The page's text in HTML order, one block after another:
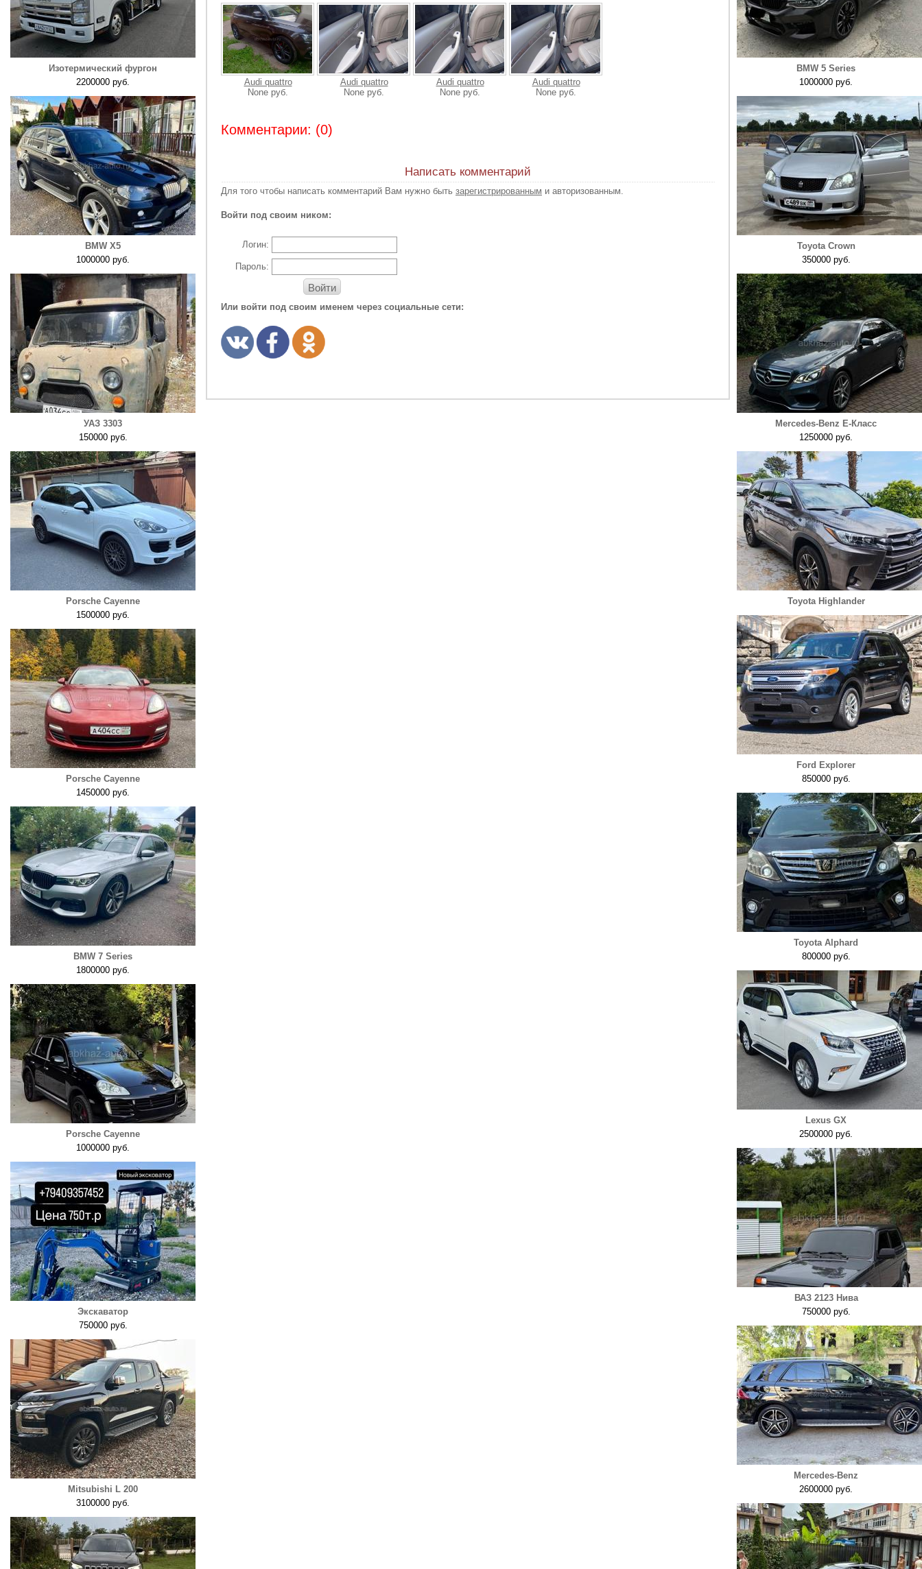
Изотермический фургон
2200000 руб.
BMW X5
1000000 руб.
УАЗ 3303
150000 руб.
Porsche Cayenne
1500000 руб.
Porsche Cayenne
1450000 руб.
BMW 7 Series
1800000 руб.
Porsche Cayenne
1000000 руб.
Экскаватор
750000 руб.
Mitsubishi L 200
3100000 руб.
Audi quattro
None руб.
Audi quattro
None руб.
Audi quattro
None руб.
Audi quattro
None руб.
Комментарии: (0)
Написать комментарий
Для того чтобы написать комментарий Вам нужно быть зарегистрированным и авторизованным.
Войти под своим ником:
Логин:
Пароль:
Войти
Или войти под своим именем через социальные сети:
BMW 5 Series
1000000 руб.
Toyota Crown
350000 руб.
Mercedes-Benz E-Класс
1250000 руб.
Toyota Highlander
Ford Explorer
850000 руб.
Toyota Alphard
800000 руб.
Lexus GX
2500000 руб.
ВАЗ 2123 Нива
750000 руб.
Mercedes-Benz
2600000 руб.